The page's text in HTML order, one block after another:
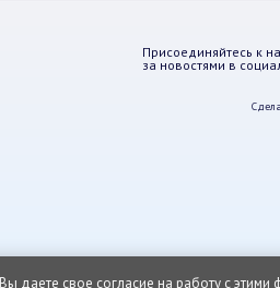
Присоединяйтесь к
за новостями в
даете свое согласие на работу с этими